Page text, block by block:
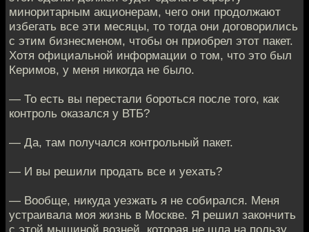
миноритарным акционерам, чего они продолжают
избегать все эти месяцы, то тогда они договорились
с этим бизнесменом, чтобы он приобрел этот пакет.
Хотя официальной информации о том, что это был
Керимов, у меня никогда не было.
— То есть вы перестали бороться после того, как
контроль оказался у ВТБ?
— Да, там получался контрольный пакет.
— И вы решили продать все и уехать?
— Вообще, никуда уезжать я не собирался. Меня
устраивала моя жизнь в Москве. Я решил закончить